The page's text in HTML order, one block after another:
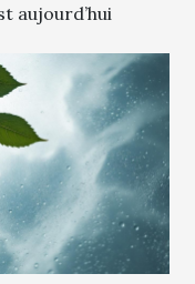
aujourd’hui